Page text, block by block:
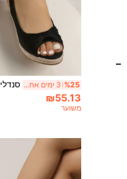
%25 3 ימים אחרונים
₪55.13
משוער